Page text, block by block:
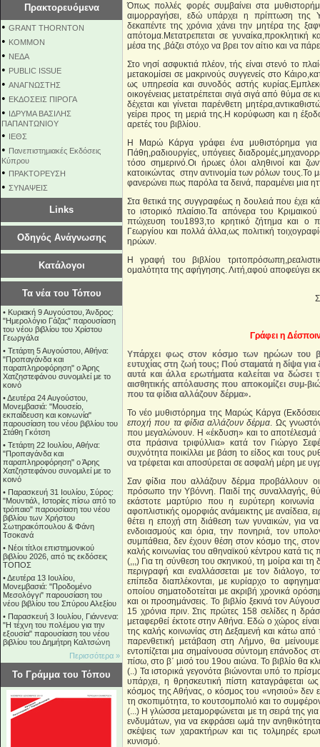
Πρακτορευόμενα
• GRANT THORNTON
• KOMMON
• NEΔΑ
• PUBLIC ISSUE
• ΑΝΑΓΝΩΣΤΗΣ
• ΕΚΔΟΣΕΙΣ ΠΙΡΟΓΑ
• ΙΔΡΥΜΑ ΒΑΣΙΛΗΣ
ΠΑΠΑΝΤΩΝΙΟΥ
• ΙΕΘΣ
• Πανεπιστημιακές Εκδόσεις
Κύπρου
• ΠΡΑΚΤΟΡΕΥΣΗ
• ΣΥΝΑΨΕΙΣ
Links
Οδηγός Ανάγνωσης
Κατάλογοι
Τα νέα του Τόπου
• Κυριακή 9 Αυγούστου, Άνδρος:
"Ημερολόγιο Γάζας" παρουσίαση
του νέου βιβλίου του Χρίστου
Γεωργάλα
• Τετάρτη 5 Αυγούστου, Αθήνα:
"Προπαγάνδα και
παραπληροφόρηση" ο Άρης
Χατζηστεφάνου συνομιλεί με το
κοινό
•Δευτέρα 24 Αυγούστου,
Μονεμβασιά: "Μουσείο,
εκπαίδευση και κοινωνία"
παρουσίαση του νέου βιβλίου του
Στάθη Γκότση
• Τετάρτη 22 Ιουλίου, Αθήνα:
"Προπαγάνδα και
παραπληροφόρηση" ο Άρης
Χατζηστεφάνου συνομιλεί με το
κοινό
• Παρασκευή 31 Ιουλίου, Σύρος:
"Μουντιάλ, Ιστορίες πίσω από το
τρόπαιο" παρουσίαση του νέου
βιβλίου των Χρήστου
Σωτηρακόπουλου & Φάνη
Τσοκανά
• Νέοι τίτλοι επιστημονικού
βιβλίου 2026, από τις εκδόσεις
ΤΟΠΟΣ
•Δευτέρα 13 Ιουλίου,
Μονεμβασιά: "Προδομένο
Μεσολόγγι" παρουσίαση του
νέου βιβλίου του Σπύρου Αλεξίου
• Παρασκευή 3 Ιουλίου, Γιάννενα:
"Η τέχνη του πολέμου για την
εξουσία" παρουσίαση του νέου
βιβλίου του Δημήτρη Καλτσώνη
Περισσότερα »
Το Γράμμα του Τόπου
Όπως πολλές φορές συμβαίνει στα
αιμορραγήσει, εδώ υπάρχει η πρίπτωση
δεκαπέντε της χρόνια χάνει την μητέρα της
απότομα.Μετατρεπεται σε γυναίκα,προκλητική
μέσα της ,βάζει στόχο να βρει τον αίτιο και να
Στο νησί ασφυκτιά πλέον, τής είναι στενό το
μετακομίσει σε μακρινούς συγγενείς στο
ως υπηρεσία και συνοδός αστής
οικογένειας μετατρέπεται σιγά σιγά από θύμα
δέχεται και γίνεται παρένθετη
γείρει προς τη μεριά της.Η κορύφωση και η
αρετές του βιβλίου.
Η Μαρώ Κάργα γράφει ένα μυθιστόρημα
Πάθη,ραδιουργίες, υπόγειες
τόσο σημερινό.Οι ήρωες όλοι αληθινοί και
κατοικώντας στην αντινομία των ρόλων τους.Το
φανερώνει πως παρόλα τα δεινά, παραμένει μια
Στα θετικά της συγγραφέως η δουλειά που έχει
το ιστορικό πλαίσιο.Τα απόνερα του
πτώχευση του1893,το κρητικό ζήτημα και ο
Γεωργίου και πολλά άλλα,ως πολιτική
ηρώων.
Η γραφή του βιβλίου
ομαλότητα της αφήγησης. Λιτή,αφού αποφεύγει
Γράφει η
Υπάρχει φως στον κόσμο των ηρώων του
ευτυχίας στη ζωή τους; Πού σταματά η δίψα για
αυτά και άλλα ερωτήματα καλείται να δώσει
αισθητικής απόλαυσης που αποκομίζει συμ-
που τα φίδια αλλάζουν δέρμα».
Το νέο μυθιστόρημα της Μαρώς Κάργα
εποχή που τα φίδια αλλάζουν δέρμα. Ως
που μεγαλώνουν. Η «έκδυση» και το αποτέλεσμά
στα πράσινα τριφύλλια» κατά τον Γιώργο
συχνότητα ποικίλλει με βάση το είδος και τους
να τρέφεται και αποσύρεται σε ασφαλή μέρη με
Σαν φίδια που αλλάζουν δέρμα προβάλλουν οι
πρόσωπο την Υβόννη. Παιδί της συναλλαγής,
εκάστοτε μαρτύριο που η ευρύτερη
αφοπλιστικής ομορφιάς ανάμεικτης με αναίδεια,
θέτει η εποχή στη διάθεση των γυναικών, για
ενδοιασμούς και όρια, την πονηριά, τον
συμπάθεια, δεν έχουν θέση στον κόσμο της,
καλής κοινωνίας του αθηναϊκού κέντρου κατά
(,,,) Για τη σύνθεση του σκηνικού, τη μοίρα και
περιγραφή και εναλλάσσεται με τον διάλογο,
επίπεδα διαπλέκονται, με κυρίαρχο το
οποίου σηματοδοτείται με ακριβή χρονικά
και οι προσημάνσεις. Το βιβλίο ξεκινά τον
15 χρόνια πριν. Στις πρώτες 158 σελίδες η
μεταφερθεί έκτοτε στην Αθήνα. Εδώ ο χώρος
της καλής κοινωνίας στη Δεξαμενή και κάτω
παρενθετική μετάβαση στη Λήμνο, θα
εντοπίζεται μια σημαίνουσα σύντομη
πίσω, στο β΄ μισό του 19ου αιώνα. Το βιβλίο θα
(..) Τα ιστορικά γεγονότα βιώνονται υπό το
υπάρχει, η θρησκευτική πίστη
κόσμος της Αθήνας, ο κόσμος του «νησιού» δεν
τη σκοπιμότητα, το κουτσομπολιό και το
(...) Η γλώσσα μεταμορφώνεται με τη σειρά της
ενδυμάτων, για να εκφράσει ωμά την
σκέψεις των χαρακτήρων και τις τολμηρές
κυνισμό.